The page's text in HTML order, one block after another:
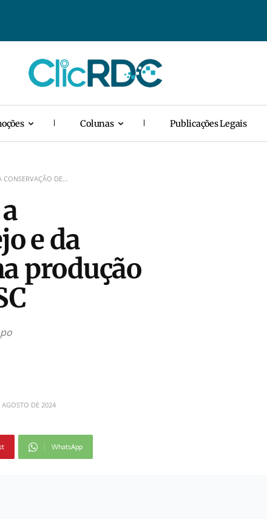
Colunas Publicações Legais
DE...
e da
produção
AGOSTO DE 2024
WhatsApp